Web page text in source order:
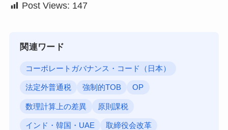
Post Views: 147
関連ワード
コーポレートガバナンス・コード（日本）
法定外普通税 強制的TOB OP
数理計算上の差異 原則課税
インド・韓国・UAE 取締役会改革